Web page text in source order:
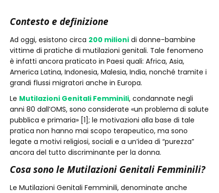
Contesto e definizione
Ad oggi, esistono circa 200 milioni di donne-bambine
vittime di pratiche di mutilazioni genitali. Tale fenomeno
è infatti ancora praticato in Paesi quali: Africa, Asia,
America Latina, Indonesia, Malesia, India, nonché tramite i
grandi flussi migratori anche in Europa.
Le Mutilazioni Genitali Femminili, condannate negli
anni 80 dall’OMS, sono considerate «un problema di salute
pubblica e primaria» [1]; le motivazioni alla base di tale
pratica non hanno mai scopo terapeutico, ma sono
legate a motivi religiosi, sociali e a un’idea di “purezza”
ancora del tutto discriminante per la donna.
Cosa sono le Mutilazioni Genitali Femminili?
Le Mutilazioni Genitali Femminili, denominate anche